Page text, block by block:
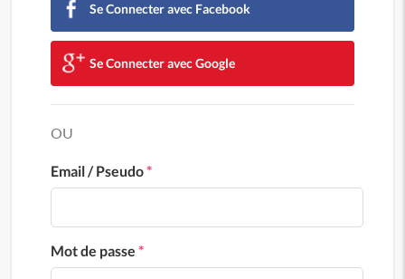
Se Connecter avec Facebook
Se Connecter avec Google
OU
Email / Pseudo*
Mot de passe *